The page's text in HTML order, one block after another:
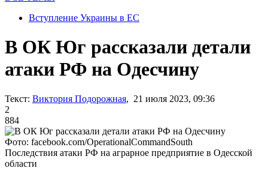
Вступление Украины в ЕС
В ОК Юг рассказали детали
атаки РФ на Одесчину
Текст: Виктория Подорожная, 21 июля 2023, 09:36
2
884
Фото: facebook.com/OperationalCommandSouth
Последствия атаки РФ на аграрное предприятие в Одесской
области